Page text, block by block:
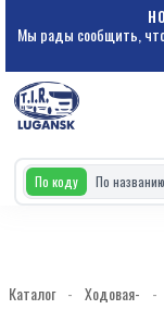
Мы рады сообщить,
По коду По названию
Каталог - Ходовая- -